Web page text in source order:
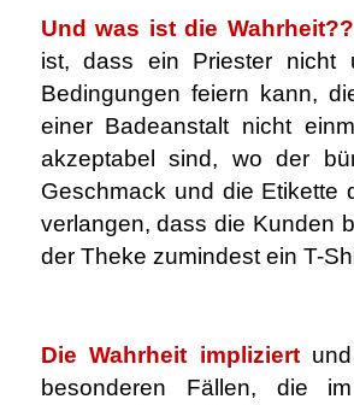
Und was ist die Wahrheit??
ist, dass ein Priester nicht
Bedingungen feiern kann,
einer Badeanstalt nicht
akzeptabel sind, wo der
Geschmack und die Etikette
verlangen, dass die Kunden
der Theke zumindest ein T-
Die Wahrheit impliziert
besonderen Fällen, die